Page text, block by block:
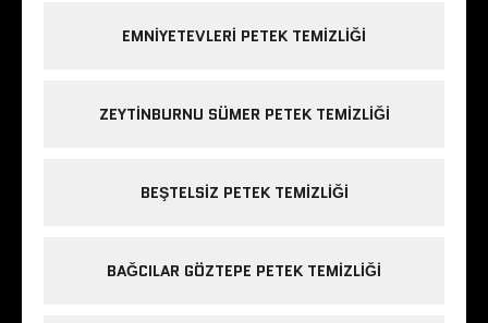
EMNIYETEVLERI PETEK TEMIZLIĞI
ZEYTINBURNU SÜMER PETEK TEMIZLIĞI
BEŞTELSIZ PETEK TEMIZLIĞI
BAĞCILAR GÖZTEPE PETEK TEMIZLIĞI